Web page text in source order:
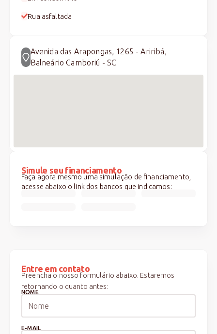
Rua asfaltada
Avenida das Arapongas, 1265 - Ariribá,
Balneário Camboriú - SC
Simule seu financiamento
Faça agora mesmo uma simulação de financiamento,
acesse abaixo o link dos bancos que indicamos:
Entre em contato
Preencha o nosso formulário abaixo. Estaremos
retornando o quanto antes:
NOME
E-MAIL